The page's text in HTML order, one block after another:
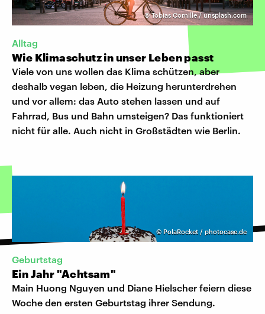
©Tobias Cornille / unsplash.com
Alltag
Wie Klimaschutz in unser Leben passt
Viele von uns wollen das Klima schützen, aber
deshalb vegan leben, die Heizung herunterdrehen
und vor allem: das Auto stehen lassen und auf
Fahrrad, Bus und Bahn umsteigen? Das funktioniert
nicht für alle. Auch nicht in Großstädten wie Berlin.
© PolaRocket / photocase.de
Geburtstag
Ein Jahr "Achtsam"
Main Huong Nguyen und Diane Hielscher feiern diese
Woche den ersten Geburtstag ihrer Sendung.